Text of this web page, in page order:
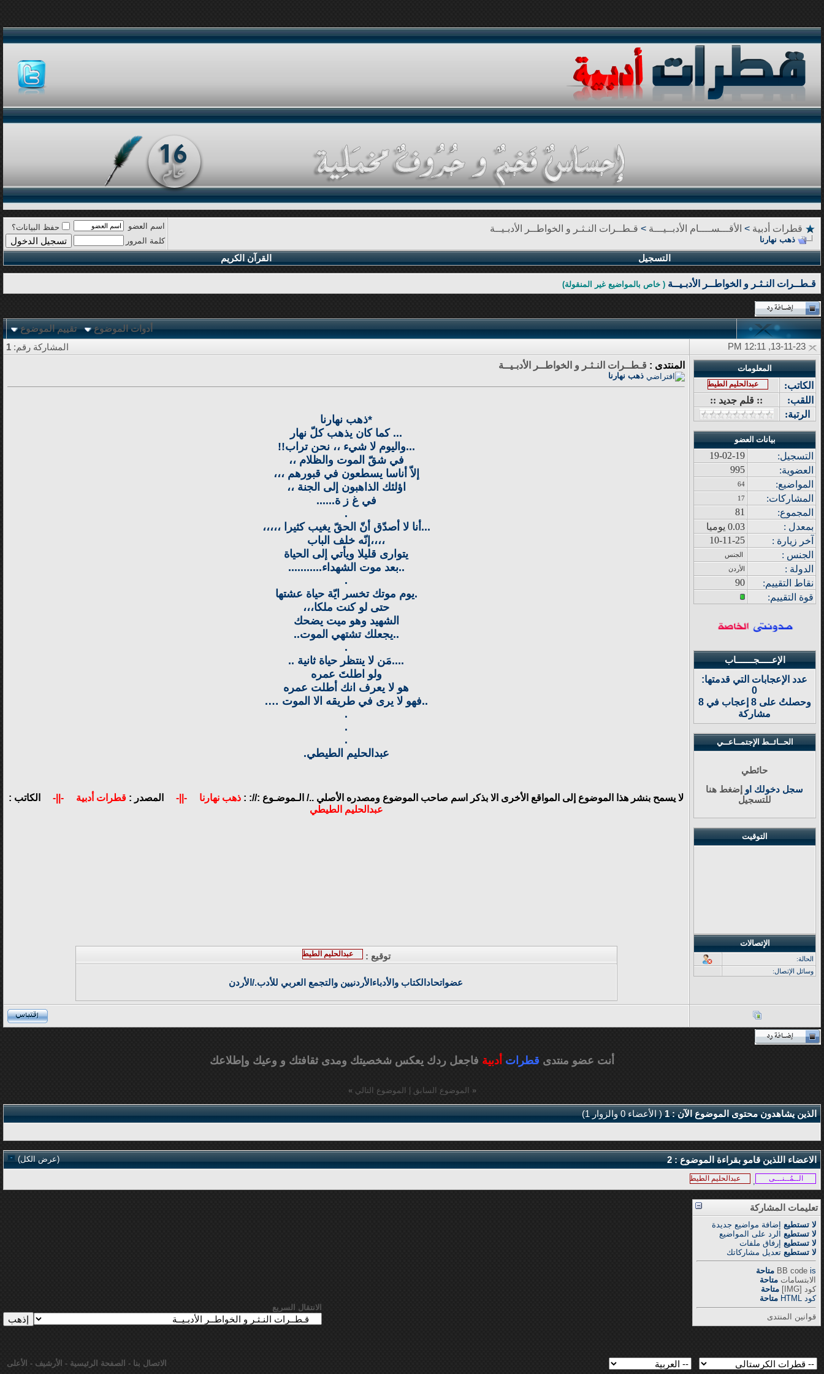
قطرات أدبية > الأقـــســــام الأدبــيـــة > قـطــرات النـثـر و الخواطــر الأدبـيــة
ذهب نهارنا
اسم العضو
حفظ البيانات؟
كلمة المرور
التسجيل القرآن الكريم
قـطــرات النـثـر و الخواطــر الأدبـيــة ( خاص بالمواضيع غير المنقولة)
أدوات الموضوع
تقييم الموضوع
المشاركة رقم: 1
المعلومات
الكاتب: عبدالحليم الطيطي
اللقب:
:: قلم جديد ::
الرتبة:
بيانات العضو
التسجيل:
19-02-19
العضوية:
995
المواضيع:
64
المشاركات:
17
المجموع:
81
بمعدل :
0.03 يوميا
خر زيار ة :
10-11-25
الجنس :
الجنس
الدولة : الأردن
نقاط التقييم:
90
قوة التقييم:
الإعـــــجـــــــاب
عدد الإعجابات التي قدمتها:
0
وحصلتُ على 8 إعجاب في 8
مشاركة
الحــائــط الإجتمــاعــي
حائطي
سجل دخولك او إضغط هنا
للتسجيل
التوقيت
الإتصالات
الحالة:
وسائل الإتصال:
المنتدى : قـطــرات النـثـر و الخواطــر الأدبـيــة
ذهب نهارنا
*ذهب نهارنا
... كما كان يذهب كلّ نهار
...واليوم لا شيء ،، نحن تراب!!
في شقّ الموت والظلام ،،
إلاّ أناسا يسطعون في قبورهم ،،،
اؤلئك الذاهبون إلى الجنة ،،
في غ ز ة......
.
...أنا لا أصدّق أنّ الحقّ يغيب كثيرا ،،،،،
،،،،إنّه خلف الباب
يتوارى قليلا ويأتي إلى الحياة
..بعد موت الشهداء...........
.
.يوم موتك تخسر ايّة حياة عشتها
حتى لو كنت ملكا،،،
الشهيد وهو ميت يضحك
..يجعلك تشتهي الموت..
.
....مَن لا ينتظر حياة ثانية ..
ولو اطلتَ عمره
هو لا يعرف انك أطلت عمره
..فهو لا يرى في طريقه الا الموت ….
.
.
.
عبدالحليم الطيطي.
لا يسمح بنشر هذا الموضوع إلى المواقع الأخرى الا بذكر اسم صاحب الموضوع ومصدره الأصلي ../ الـموضـوع ://: : ذهب نهارنا -||- المصدر : قطرات أدبية -||-
الكاتب :
عبدالحليم الطيطي
توقيع : عبدالحليم الطيطي
عضواتحادالكتاب والأدباءالأردنيين والتجمع العربي للأدب./الأردن
أنت عضو منتدى قطرات أدبية فاجعل ردك يعكس شخصيتك ومدى ثقافتك و وعيك وإطلاعك
« الموضوع السابق | الموضوع التالي »
الذين يشاهدون محتوى الموضوع الآن : 1 ( الأعضاء 0 والزوار 1)
(عرض الكل) الاعضاء اللذين قامو بقراءة الموضوع : 2
الــمُــنـــى عبدالحليم الطيطي
تعليمات المشاركة
لا تستطيع إضافة مواضيع جديدة
لا تستطيع الرد على المواضيع
لا تستطيع إرفاق ملفات
لا تستطيع تعديل مشاركاتك
BB code is
متاحة
الابتسامات متاحة
كود [IMG]
متاحة
كود HTML
متاحة
قوانين المنتدى
الانتقال السريع
الاتصال بنا - الصفحة الرئيسية - الأرشيف - الأعلى